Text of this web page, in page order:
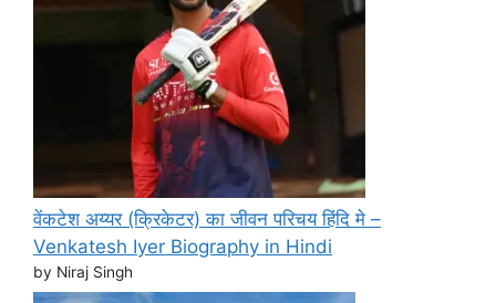
वेंकटेश अय्यर (क्रिकेटर) का जीवन परिचय हिंदि मे –
Venkatesh Iyer Biography in Hindi
by Niraj Singh